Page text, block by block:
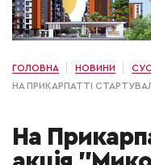
ГОЛОВНА НОВИНИ
НА ПРИКАРПАТТІ
На